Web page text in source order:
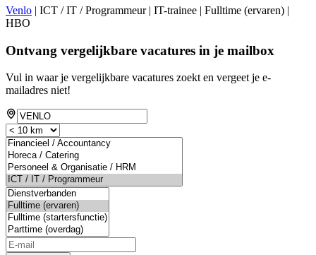
Venlo | ICT / IT / Programmeur | IT-trainee | Fulltime (ervaren) |
HBO
Ontvang vergelijkbare vacatures in je mailbox
Vul in waar je vergelijkbare vacatures zoekt en vergeet je e-
mailadres niet!